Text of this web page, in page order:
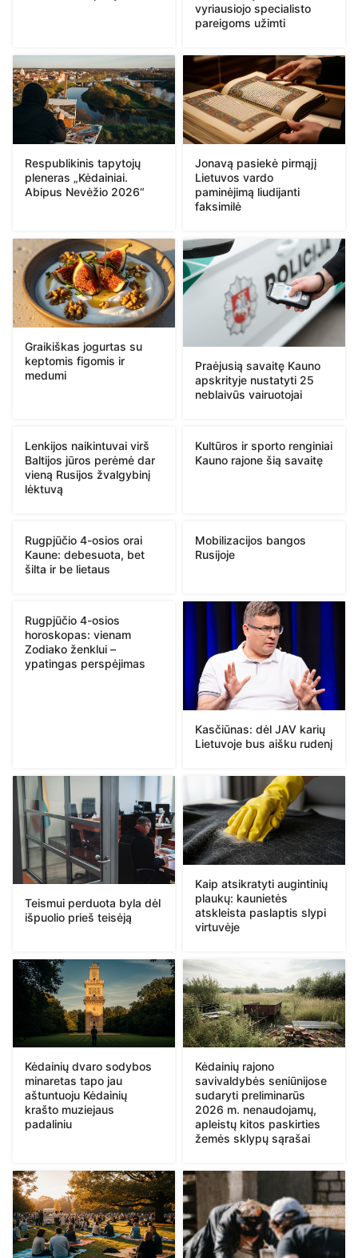
vyriausiojo specialisto
pareigoms užimti
Respublikinis tapytojų
pleneras „Kėdainiai.
Abipus Nevėžio 2026“
Jonavą pasiekė pirmąjį
Lietuvos vardo
paminėjimą liudijanti
faksimilė
Graikiškas jogurtas su
keptomis figomis ir
medumi
Praėjusią savaitę Kauno
apskrityje nustatyti 25
neblaivūs vairuotojai
Lenkijos naikintuvai virš
Baltijos jūros perėmė dar
vieną Rusijos žvalgybinį
lėktuvą
Kultūros ir sporto renginiai
Kauno rajone šią savaitę
Rugpjūčio 4-osios orai
Kaune: debesuota, bet
šilta ir be lietaus
Mobilizacijos bangos
Rusijoje
Rugpjūčio 4-osios
horoskopas: vienam
Zodiako ženklui –
ypatingas perspėjimas
Kasčiūnas: dėl JAV karių
Lietuvoje bus aišku rudenį
Teismui perduota byla dėl
išpuolio prieš teisėją
Kaip atsikratyti augintinių
plaukų: kaunietės
atskleista paslaptis slypi
virtuvėje
Kėdainių dvaro sodybos
minaretas tapo jau
aštuntuoju Kėdainių
krašto muziejaus
padaliniu
Kėdainių rajono
savivaldybės seniūnijose
sudaryti preliminarūs
2026 m. nenaudojamų,
apleistų kitos paskirties
žemės sklypų sąrašai